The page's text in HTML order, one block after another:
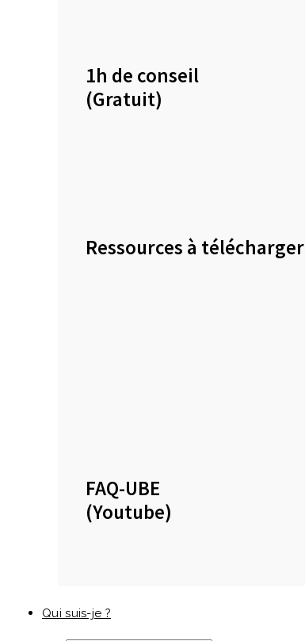
1h de conseil
(Gratuit)
Ressources à télécharger
FAQ-UBE
(Youtube)
Qui suis-je ?